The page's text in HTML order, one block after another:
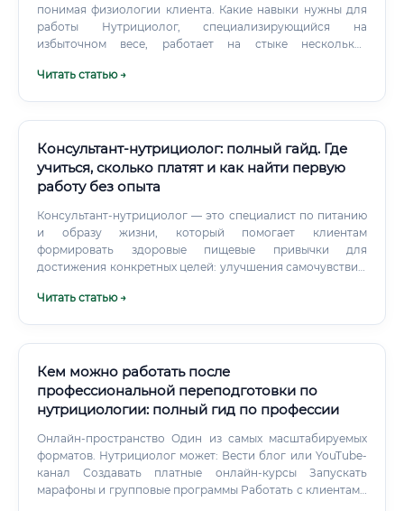
понимая физиологии клиента. Какие навыки нужны для
работы Нутрициолог, специализирующийся на
избыточном весе, работает на стыке нескольких
Читать статью →
Консультант-нутрициолог: полный гайд. Где
учиться, сколько платят и как найти первую
работу без опыта
Консультант-нутрициолог — это специалист по питанию
и образу жизни, который помогает клиентам
формировать здоровые пищевые привычки для
достижения конкретных целей: улучшения самочувствия,
профилактики заболеваний, связанных с питанием.
Читать статью →
Кем можно работать после
профессиональной переподготовки по
нутрициологии: полный гид по профессии
Онлайн-пространство Один из самых масштабируемых
форматов. Нутрициолог может: Вести блог или YouTube-
канал Создавать платные онлайн-курсы Запускать
марафоны и групповые программы Работать с клиентами